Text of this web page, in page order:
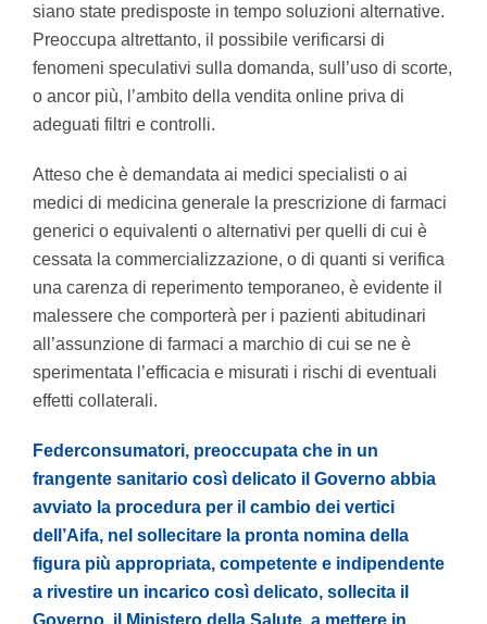
siano state predisposte in tempo soluzioni alternative.
Preoccupa altrettanto, il possibile verificarsi di
fenomeni speculativi sulla domanda, sull’uso di scorte,
o ancor più, l’ambito della vendita online priva di
adeguati filtri e controlli.
Atteso che è demandata ai medici specialisti o ai
medici di medicina generale la prescrizione di farmaci
generici o equivalenti o alternativi per quelli di cui è
cessata la commercializzazione, o di quanti si verifica
una carenza di reperimento temporaneo, è evidente il
malessere che comporterà per i pazienti abitudinari
all’assunzione di farmaci a marchio di cui se ne è
sperimentata l’efficacia e misurati i rischi di eventuali
effetti collaterali.
Federconsumatori, preoccupata che in un
frangente sanitario così delicato il Governo abbia
avviato la procedura per il cambio dei vertici
dell’Aifa, nel sollecitare la pronta nomina della
figura più appropriata, competente e indipendente
a rivestire un incarico così delicato, sollecita il
Governo, il Ministero della Salute, a mettere in